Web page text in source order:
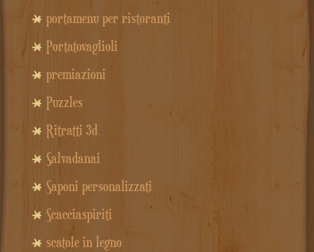
portamenu per ristoranti
Portatovaglioli
premiazioni
Puzzles
Ritratti 3d
Salvadanai
Saponi personalizzati
Scacciaspiriti
scatole in legno